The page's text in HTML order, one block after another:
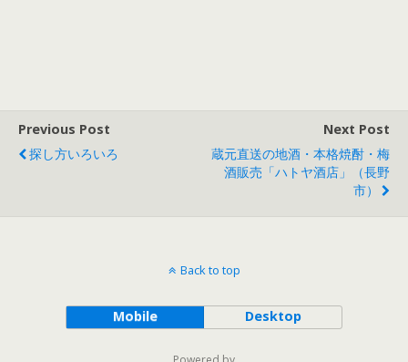
Previous Post
探し方いろいろ
Next Post
蔵元直送の地酒・本格焼酎・梅
酒販売「ハトヤ酒店」（長野
市）
Back to top
Mobile Desktop